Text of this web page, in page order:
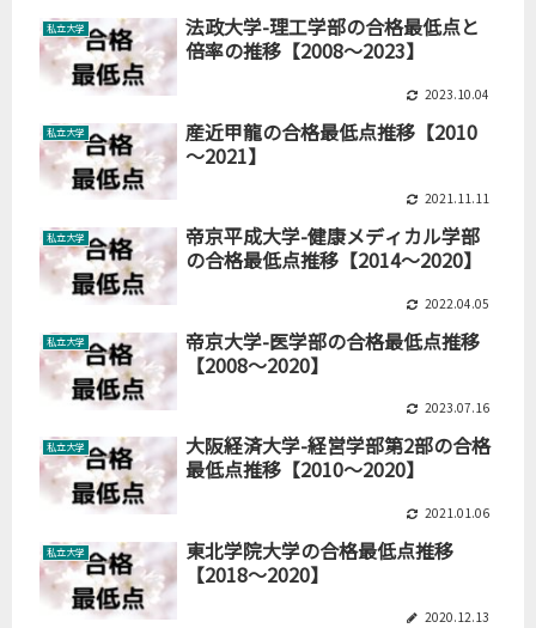
私立大学
法政大学-理工学部の合格最低点と
倍率の推移【2008～2023】
2023.10.04
私立大学
産近甲龍の合格最低点推移【2010
～2021】
2021.11.11
私立大学
帝京平成大学-健康メディカル学部
の合格最低点推移【2014～2020】
2022.04.05
私立大学
帝京大学-医学部の合格最低点推移
【2008～2020】
2023.07.16
私立大学
大阪経済大学-経営学部第2部の合格
最低点推移【2010～2020】
2021.01.06
私立大学
東北学院大学の合格最低点推移
【2018～2020】
2020.12.13